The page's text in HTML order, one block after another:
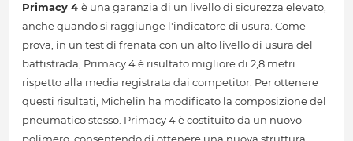
Primacy 4 è una garanzia di un livello di sicurezza elevato,
anche quando si raggiunge l'indicatore di usura. Come
prova, in un test di frenata con un alto livello di usura del
battistrada, Primacy 4 è risultato migliore di 2,8 metri
rispetto alla media registrata dai competitor. Per ottenere
questi risultati, Michelin ha modificato la composizione del
pneumatico stesso. Primacy 4 è costituito da un nuovo